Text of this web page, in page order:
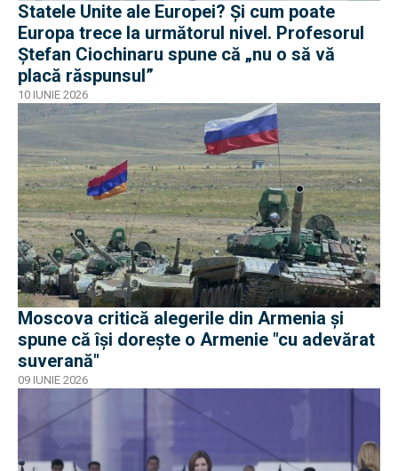
Statele Unite ale Europei? Și cum poate
Europa trece la următorul nivel. Profesorul
Ștefan Ciochinaru spune că „nu o să vă
placă răspunsul”
10 IUNIE 2026
Moscova critică alegerile din Armenia și
spune că își dorește o Armenie "cu adevărat
suverană"
09 IUNIE 2026